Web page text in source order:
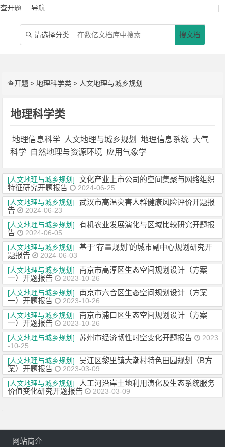
查开题 导航 |
 请选择分类 搜文档
查开题 >地理科学类 > 人文地理与城乡规划
地理科学类
地理信息科学 人文地理与城乡规划 地理信息系统 大气
科学
自然地理与资源环境 应用气象学
[人文地理与城乡规划]
文化产业上市公司的空间集聚与网络组织
特征研究开题报告
2024-06-25
[人文地理与城乡规划]
武汉市高温灾害人群健康风险评价开题报
告
2024-06-23
[人文地理与城乡规划]
有机农业发展演化与区域比较研究开题报
告
2024-06-05
[人文地理与城乡规划]
基于“存量规划”的城市副中心规划研究开
题报告
2024-06-03
[人文地理与城乡规划]
南京市高淳区生态空间规划设计（方案
一）开题报告
2023-10-26
[人文地理与城乡规划]
南京市六合区生态空间规划设计（方案
一）开题报告
2023-10-26
[人文地理与城乡规划]
南京市浦口区生态空间规划设计（方案
一）开题报告
2023-10-26
[人文地理与城乡规划]
苏州市经济韧性时空变化开题报告
2023
-10-25
[人文地理与城乡规划]
吴江区黎里镇大潮村特色田园规划（B方
案）开题报告
2023-03-09
[人文地理与城乡规划]
人工河沿岸土地利用演化及生态系统服务
价值变化研究开题报告
2023-03-09
网站简介